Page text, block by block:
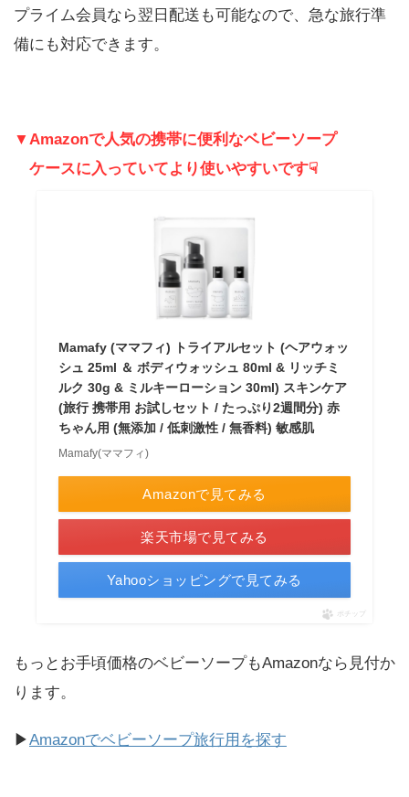
プライム会員なら翌日配送も可能なので、急な旅行準
備にも対応できます。
▼Amazonで人気の携帯に便利なベビーソープ
ケースに入っていてより使いやすいです☟
Mamafy (ママフィ) トライアルセット (ヘアウォッ
シュ 25ml ＆ ボディウォッシュ 80ml & リッチミ
ルク 30g & ミルキーローション 30ml) スキンケア
(旅行 携帯用 お試しセット / たっぷり2週間分) 赤
ちゃん用 (無添加 / 低刺激性 / 無香料) 敏感肌
Mamafy(ママフィ)
Amazonで見てみる
楽天市場で見てみる
Yahooショッピングで見てみる
ポチップ
もっとお手頃価格のベビーソープもAmazonなら見付か
ります。
▶Amazonでベビーソープ旅行用を探す